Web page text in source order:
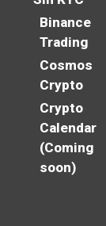
Binance
Trading
Cosmos
Crypto
Crypto
Calendar
(Coming
soon)